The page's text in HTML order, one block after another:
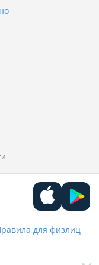
для физлиц